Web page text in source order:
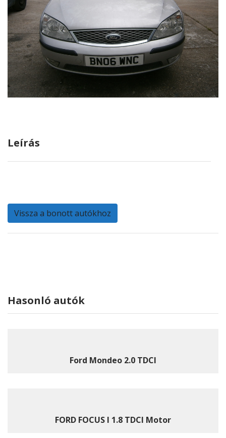
Leírás
Vissza a bonott autókhoz
Hasonló autók
Ford Mondeo 2.0 TDCI
FORD FOCUS I 1.8 TDCI Motor